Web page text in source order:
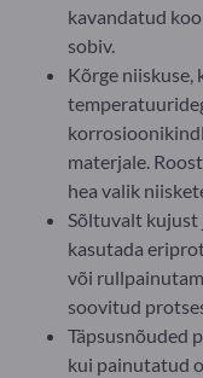
kavandatud
sobiv.
Kõrge niiskuse,
materjale.
hea valik
Sõltuvalt kujust
kasutada
või
soovitud
Täpsusnõuded
kui painutatud